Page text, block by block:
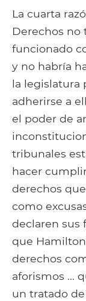
La cuarta
Derechos no
funcionado
y no habría
la legislatura
adherirse a
el poder de
tribunales
hacer
derechos
como
declaren sus
que
derechos
aforismos ...
un tratado